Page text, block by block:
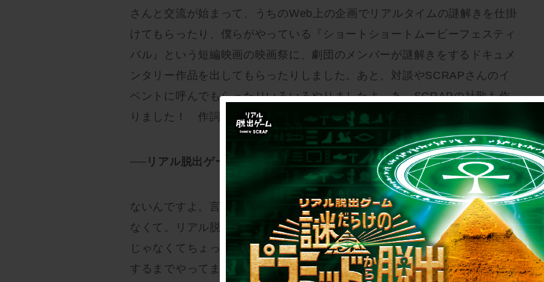
さんと交流が始まって、うちのWeb上の企画でリアルタイムの謎解きを仕掛
けてもらったり、僕らがやっている『ショートショートムービーフェスティ
バル』という短編映画の映画祭に、劇団のメンバーが謎解きをするドキュメ
ンタリー作品を出してもらったりしました。あと、対談やSCRAPさんのイ
ベントに呼んでもらったりいろいろやりましたよ。あ、SCRAPの社歌も作
りました！ 作詞作曲は僕です。
──リアル脱出ゲームに参加されたことはありますか？
ないんですよ。言い訳をすると、参加するアトラクションがあまり得意じゃ
なくて。リアル脱出ゲームって人とやるじゃないですか、そういうのが得意
じゃなくてちょっと足が遠のいてますね。でもお正月の謎解きは毎年クリア
するまでやってますよ。